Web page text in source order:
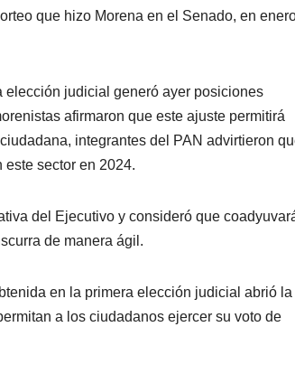
que hizo Morena en el Senado, en
elección judicial generó ayer posiciones
afirmaron que este ajuste permitirá
integrantes del PAN advirtieron
sector en 2024.
del Ejecutivo y consideró que
de manera ágil.
en la primera elección judicial abrió la
a los ciudadanos ejercer su voto de
En aumento la
detención de
personas
droga en la
Muñoz
AGOSTO 5, 2026